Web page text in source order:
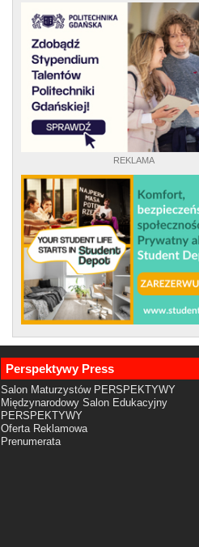
REKLAMA
Perspektywy Press
Salon Maturzystów PERSPEKTYWY
Międzynarodowy Salon Edukacyjny
PERSPEKTYWY
Oferta Reklamowa
Prenumerata